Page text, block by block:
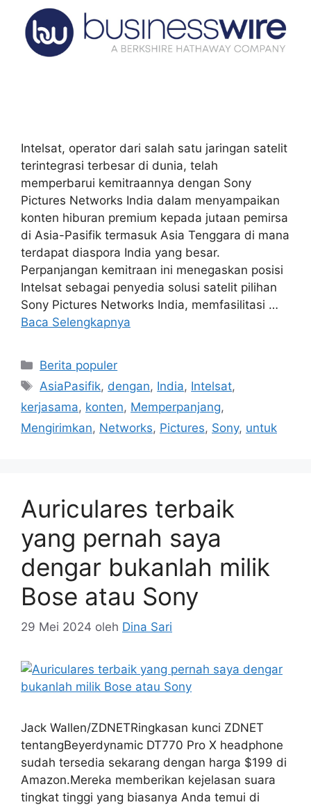
Intelsat, operator dari salah satu jaringan satelit
terintegrasi terbesar di dunia, telah
memperbarui kemitraannya dengan Sony
Pictures Networks India dalam menyampaikan
konten hiburan premium kepada jutaan pemirsa
di Asia-Pasifik termasuk Asia Tenggara di mana
terdapat diaspora India yang besar.
Perpanjangan kemitraan ini menegaskan posisi
Intelsat sebagai penyedia solusi satelit pilihan
Sony Pictures Networks India, memfasilitasi …
Baca Selengkapnya
Kategori
Berita populer
Tag
AsiaPasifik, dengan, India, Intelsat,
kerjasama, konten, Memperpanjang,
Mengirimkan, Networks, Pictures, Sony, untuk
Auriculares terbaik
yang pernah saya
dengar bukanlah milik
Bose atau Sony
29 Mei 2024 oleh Dina Sari
Jack Wallen/ZDNETRingkasan kunci ZDNET
tentangBeyerdynamic DT770 Pro X headphone
sudah tersedia sekarang dengan harga $199 di
Amazon.Mereka memberikan kejelasan suara
tingkat tinggi yang biasanya Anda temui di